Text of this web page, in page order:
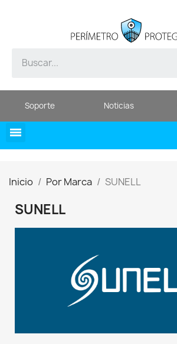
Soporte Noticias
Inicio Por Marca SUNELL
SUNELL